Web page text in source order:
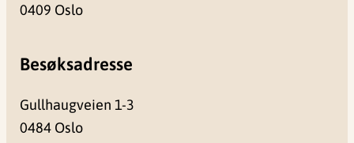
0409 Oslo
Besøksadresse
Gullhaugveien 1-3
0484 Oslo